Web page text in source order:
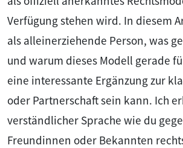
Verfügung stehen wird. In diesem
als alleinerziehende Person, was
und warum dieses Modell gerade
eine interessante Ergänzung zur
oder Partnerschaft sein kann. Ich
verständlicher Sprache wie du
Freundinnen oder Bekannten